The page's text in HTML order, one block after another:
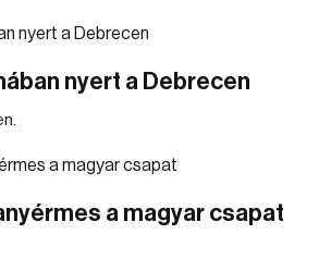
nyert a Debrecen
a magyar csapat